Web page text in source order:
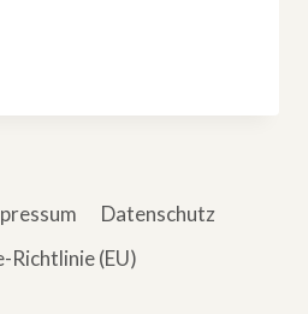
Datenschutz
Richtlinie (EU)